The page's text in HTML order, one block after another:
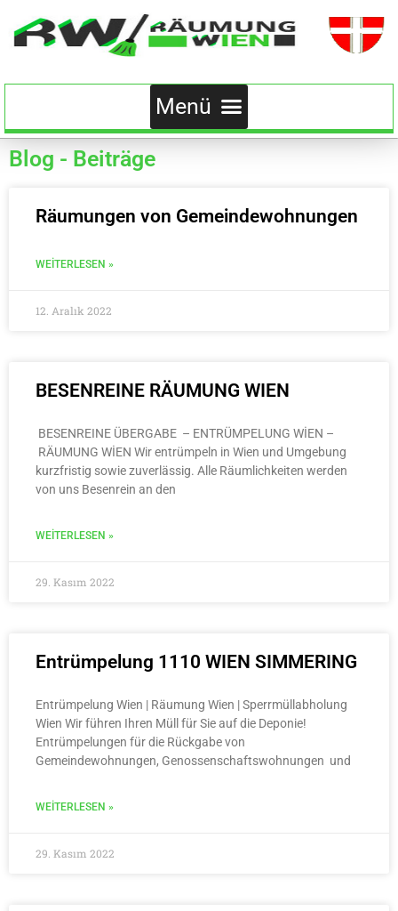
Blog - Beiträge
Räumungen von Gemeindewohnungen
WEITERLESEN »
12. Aralık 2022
BESENREINE RÄUMUNG WIEN
BESENREINE ÜBERGABE – ENTRÜMPELUNG WİEN –
RÄUMUNG WİEN Wir entrümpeln in Wien und Umgebung
kurzfristig sowie zuverlässig. Alle Räumlichkeiten werden
von uns Besenrein an den
WEITERLESEN »
29. Kasım 2022
Entrümpelung 1110 WIEN SIMMERING
Entrümpelung Wien | Räumung Wien | Sperrmüllabholung
Wien Wir führen Ihren Müll für Sie auf die Deponie!
Entrümpelungen für die Rückgabe von
Gemeindewohnungen, Genossenschaftswohnungen und
WEITERLESEN »
29. Kasım 2022